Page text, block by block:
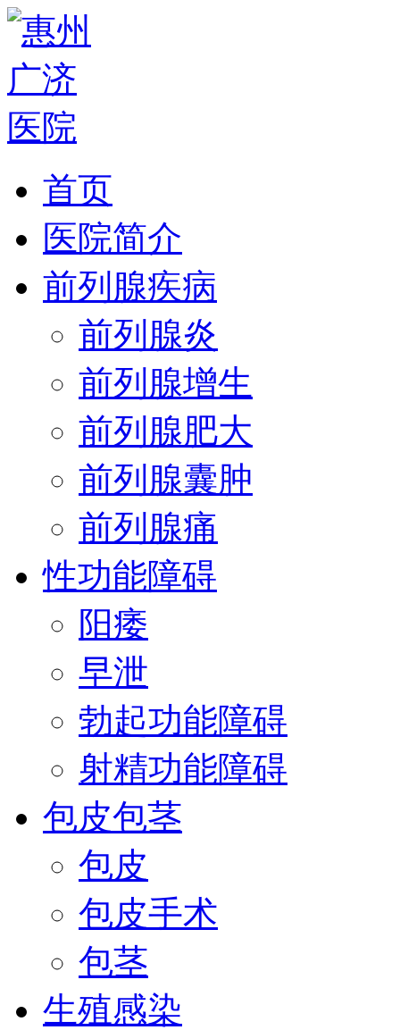
首页
医院简介
前列腺疾病
前列腺炎
前列腺增生
前列腺肥大
前列腺囊肿
前列腺痛
性功能障碍
阳痿
早泄
勃起功能障碍
射精功能障碍
包皮包茎
包皮
包皮手术
包茎
生殖感染